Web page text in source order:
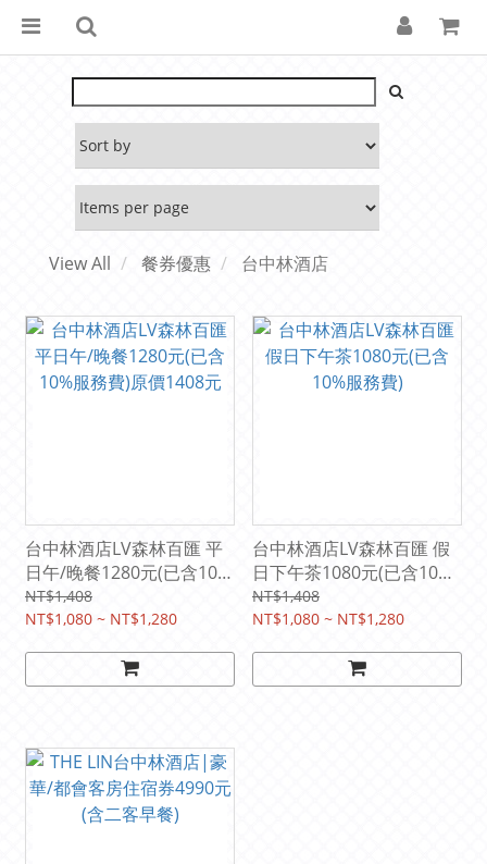
View All 餐券優惠 台中林酒店
台中林酒店LV森林百匯 平
日午/晚餐1280元(已含10%
服務費)原價1408元
NT$1,408
NT$1,080 ~ NT$1,280
台中林酒店LV森林百匯 假
日下午茶1080元(已含10%
服務費)
NT$1,408
NT$1,080 ~ NT$1,280